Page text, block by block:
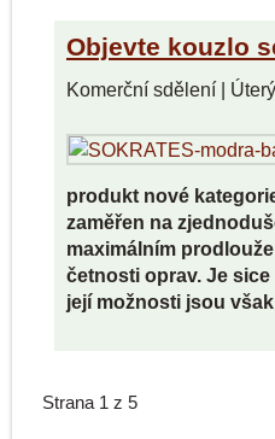
Objevte kouzlo
Komerční sdělení|
produkt nové
zaměřen na
maximálním
četnosti oprav. Je
její možnosti jsou
Strana 1 z 5